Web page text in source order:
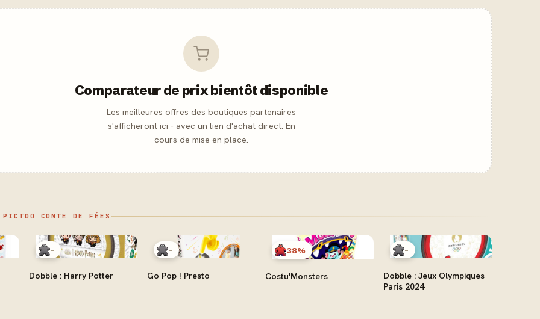
Comparateur de prix bientôt disponible
Les meilleures offres des boutiques partenaires
s'afficheront ici - avec un lien d'achat direct. En
cours de mise en place.
CONTE DE FÉES
-
Dobble : Harry Potter
-
Go Pop ! Presto
38%
Costu'Monsters
-
Dobble : Jeux Olympiques
Paris 2024